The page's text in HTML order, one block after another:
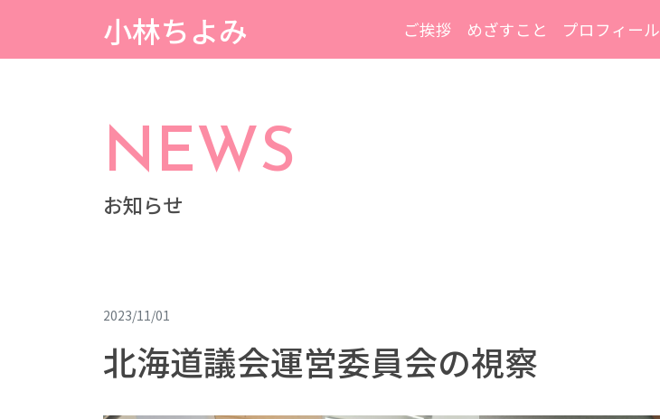
小林ちよみ ご挨拶 めざすこと プロフィール
NEWS
お知らせ
2023/11/01
北海道議会運営委員会の視察